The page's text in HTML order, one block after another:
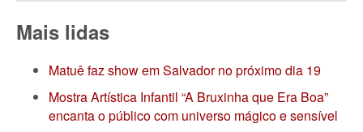
Mais lidas
Matuê faz show em Salvador no próximo dia 19
Mostra Artística Infantil “A Bruxinha que Era Boa”
encanta o público com universo mágico e sensível